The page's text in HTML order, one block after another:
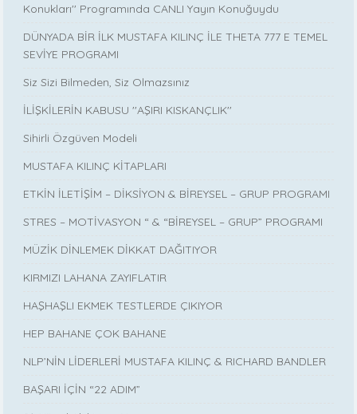
Konukları'' Programında CANLI Yayın Konuğuydu
DÜNYADA BİR İLK MUSTAFA KILINÇ İLE THETA 777 E TEMEL
SEVİYE PROGRAMI
Siz Sizi Bilmeden, Siz Olmazsınız
İLİŞKİLERİN KABUSU ''AŞIRI KISKANÇLIK''
Sihirli Özgüven Modeli
MUSTAFA KILINÇ KİTAPLARI
ETKİN İLETİŞİM – DİKSİYON & BİREYSEL – GRUP PROGRAMI
STRES – MOTİVASYON “ & “BİREYSEL – GRUP” PROGRAMI
MÜZİK DİNLEMEK DİKKAT DAĞITIYOR
KIRMIZI LAHANA ZAYIFLATIR
HAŞHAŞLI EKMEK TESTLERDE ÇIKIYOR
HEP BAHANE ÇOK BAHANE
NLP’NİN LİDERLERİ MUSTAFA KILINÇ & RICHARD BANDLER
BAŞARI İÇİN “22 ADIM”